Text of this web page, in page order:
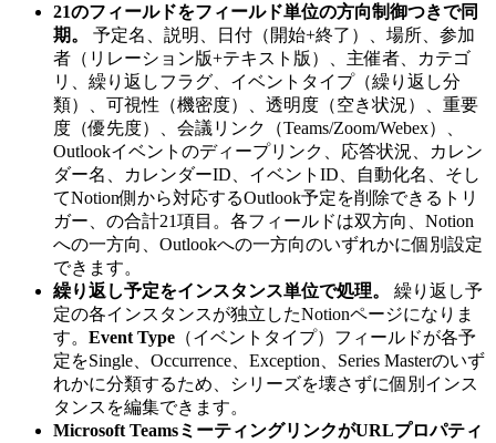
21のフィールドをフィールド単位の方向制御つきで同
期。
予定名、説明、日付（開始+終了）、場所、参加
者（リレーション版+テキスト版）、主催者、カテゴ
リ、繰り返しフラグ、イベントタイプ（繰り返し分
類）、可視性（機密度）、透明度（空き状況）、重要
度（優先度）、会議リンク（Teams/Zoom/Webex）、
Outlookイベントのディープリンク、応答状況、カレン
ダー名、カレンダーID、イベントID、自動化名、そし
てNotion側から対応するOutlook予定を削除できるトリ
ガー、の合計21項目。各フィールドは双方向、Notion
への一方向、Outlookへの一方向のいずれかに個別設定
できます。
繰り返し予定をインスタンス単位で処理。
繰り返し予
定の各インスタンスが独立したNotionページになりま
す。 Event Type （イベントタイプ）フィールドが各予
定をSingle、Occurrence、Exception、Series Masterのいず
れかに分類するため、シリーズを壊さずに個別インス
タンスを編集できます。
Microsoft TeamsミーティングリンクがURLプロパティ